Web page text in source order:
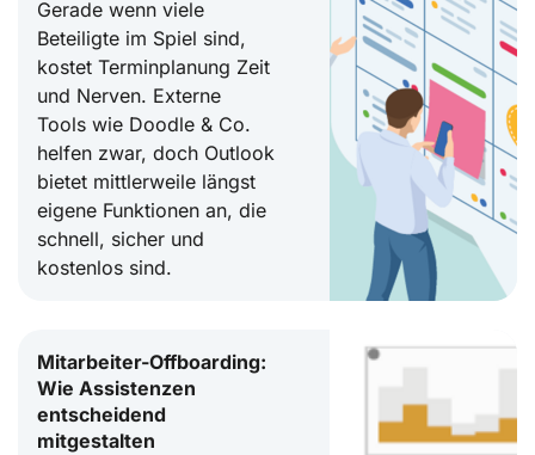
Gerade wenn viele
Beteiligte im Spiel sind,
kostet Terminplanung Zeit
und Nerven. Externe
Tools wie Doodle & Co.
helfen zwar, doch Outlook
bietet mittlerweile längst
eigene Funktionen an, die
schnell, sicher und
kostenlos sind.
Mitarbeiter-Offboarding:
Wie Assistenzen
entscheidend
mitgestalten